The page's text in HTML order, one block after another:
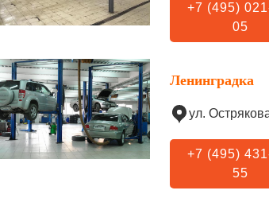
+7 (495)
05
Ленинградка
ул.
+7 (495)
55